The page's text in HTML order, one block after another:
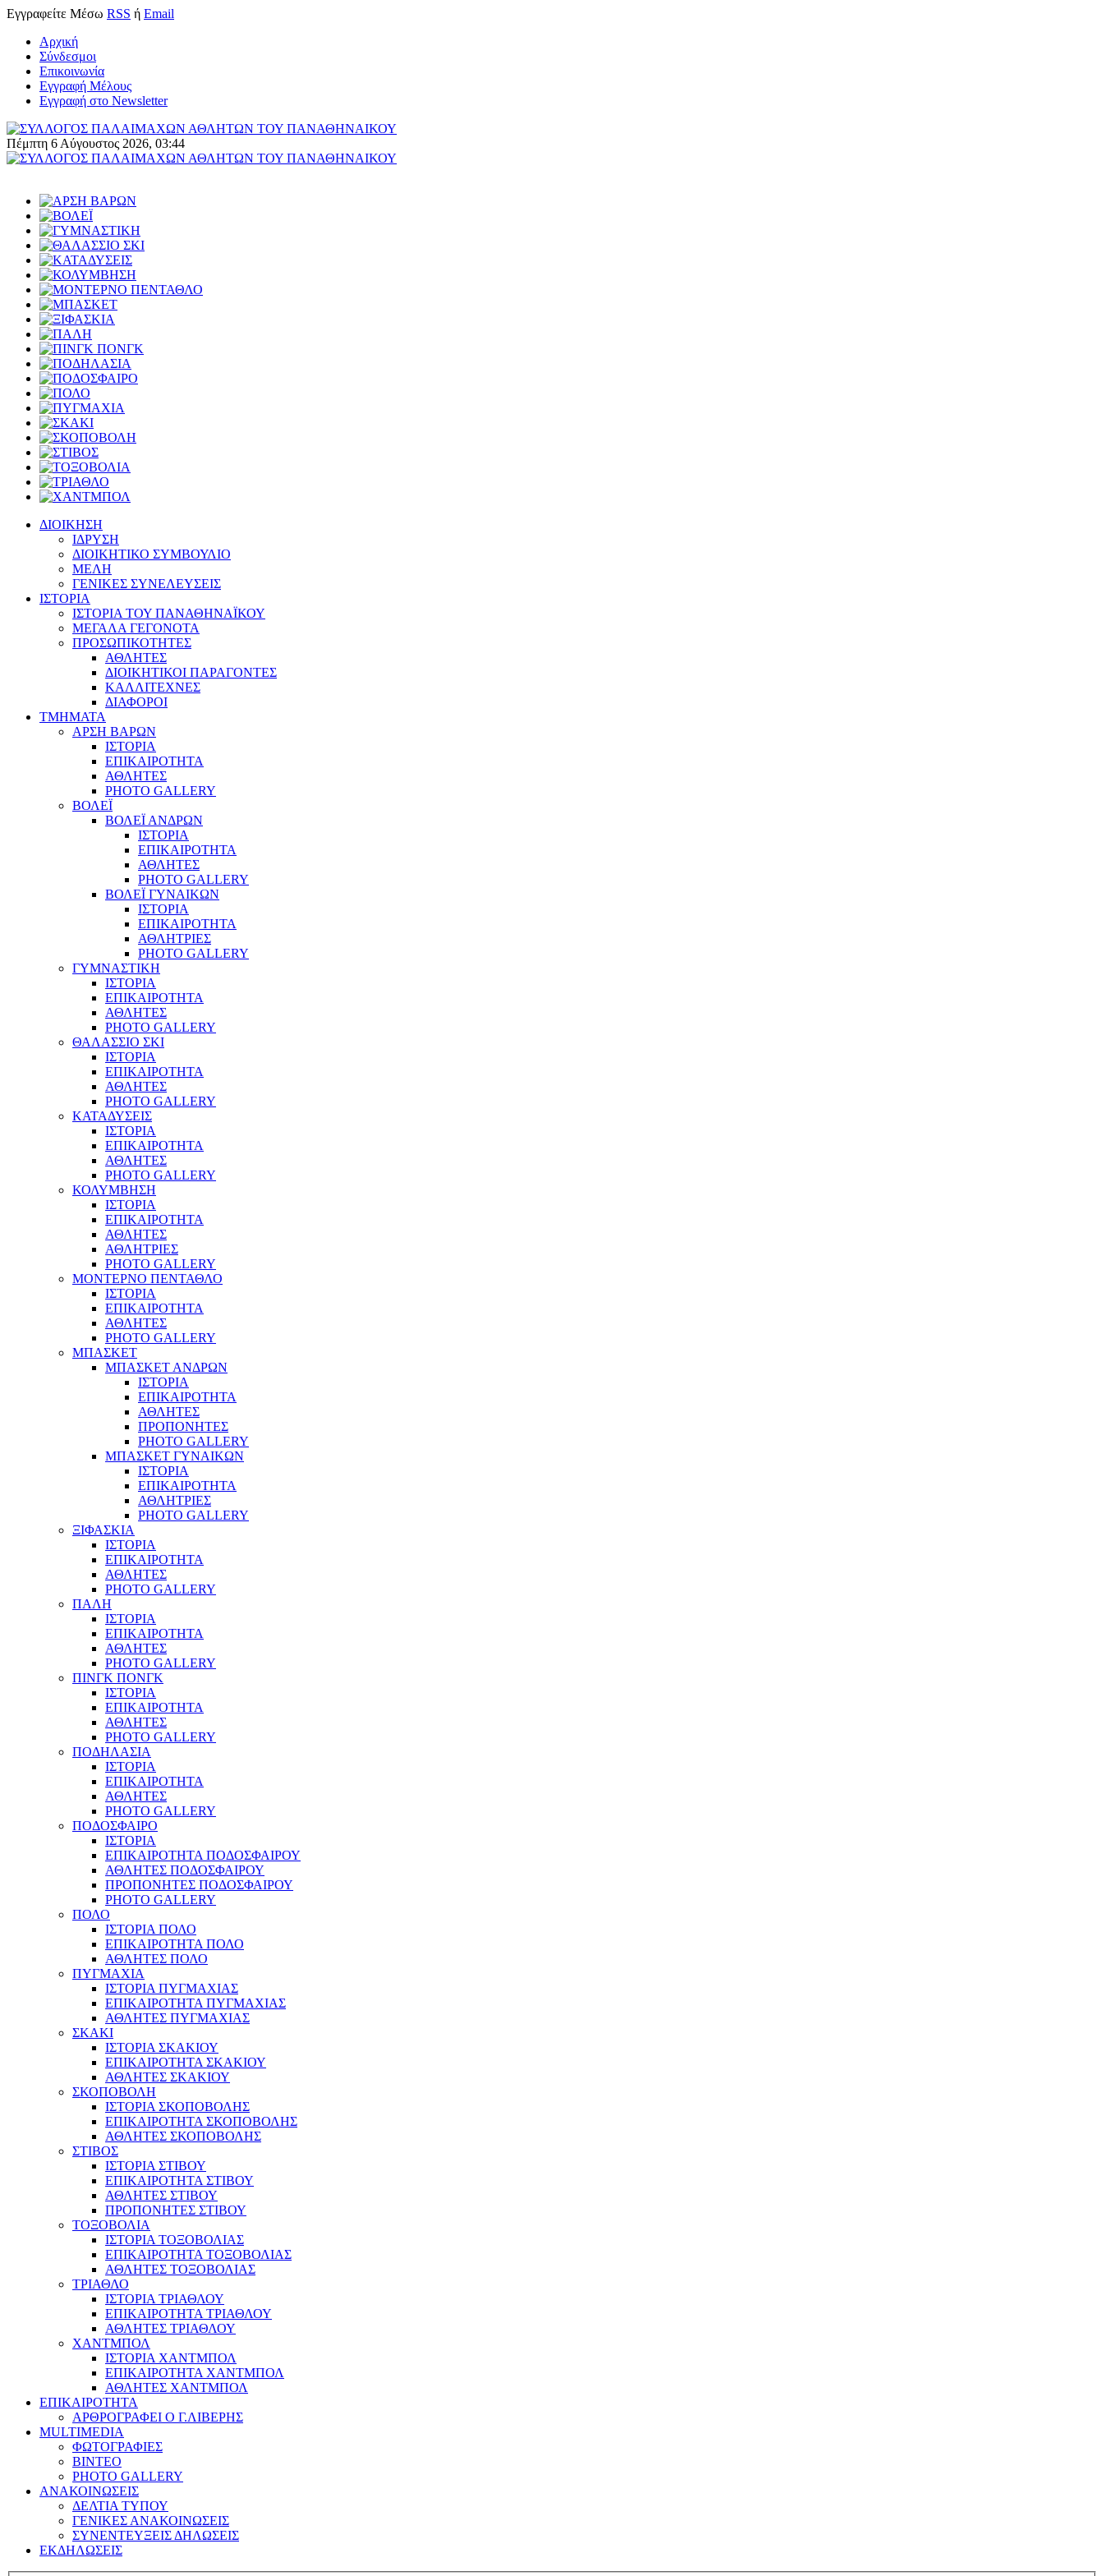
Εγγραφείτε Μέσω RSS ή Email
Αρχική
Σύνδεσμοι
Επικοινωνία
Εγγραφή Μέλους
Εγγραφή στο Newsletter
Πέμπτη 6 Αύγουστος 2026, 03:44
ΔΙΟΙΚΗΣΗ
ΙΔΡΥΣΗ
ΔΙΟΙΚΗΤΙΚΟ ΣΥΜΒΟΥΛΙΟ
ΜΕΛΗ
ΓΕΝΙΚΕΣ ΣΥΝΕΛΕΥΣΕΙΣ
ΙΣΤΟΡΙΑ
ΙΣΤΟΡΙΑ ΤΟΥ ΠΑΝΑΘΗΝΑΪΚΟΥ
ΜΕΓΑΛΑ ΓΕΓΟΝΟΤΑ
ΠΡΟΣΩΠΙΚΟΤΗΤΕΣ
ΑΘΛΗΤΕΣ
ΔΙΟΙΚΗΤΙΚΟΙ ΠΑΡΑΓΟΝΤΕΣ
ΚΑΛΛΙΤΕΧΝΕΣ
ΔΙΑΦΟΡΟΙ
ΤΜΗΜΑΤΑ
ΑΡΣΗ ΒΑΡΩΝ
ΙΣΤΟΡΙΑ
ΕΠΙΚΑΙΡΟΤΗΤΑ
ΑΘΛΗΤΕΣ
PHOTO GALLERY
ΒΟΛΕΪ
ΒΟΛΕΪ ΑΝΔΡΩΝ
ΙΣΤΟΡΙΑ
ΕΠΙΚΑΙΡΟΤΗΤΑ
ΑΘΛΗΤΕΣ
PHOTO GALLERY
ΒΟΛΕΪ ΓΥΝΑΙΚΩΝ
ΙΣΤΟΡΙΑ
ΕΠΙΚΑΙΡΟΤΗΤΑ
ΑΘΛΗΤΡΙΕΣ
PHOTO GALLERY
ΓΥΜΝΑΣΤΙΚΗ
ΙΣΤΟΡΙΑ
ΕΠΙΚΑΙΡΟΤΗΤΑ
ΑΘΛΗΤΕΣ
PHOTO GALLERY
ΘΑΛΑΣΣΙΟ ΣΚΙ
ΙΣΤΟΡΙΑ
ΕΠΙΚΑΙΡΟΤΗΤΑ
ΑΘΛΗΤΕΣ
PHOTO GALLERY
ΚΑΤΑΔΥΣΕΙΣ
ΙΣΤΟΡΙΑ
ΕΠΙΚΑΙΡΟΤΗΤΑ
ΑΘΛΗΤΕΣ
PHOTO GALLERY
ΚΟΛΥΜΒΗΣΗ
ΙΣΤΟΡΙΑ
ΕΠΙΚΑΙΡΟΤΗΤΑ
ΑΘΛΗΤΕΣ
ΑΘΛΗΤΡΙΕΣ
PHOTO GALLERY
ΜΟΝΤΕΡΝΟ ΠΕΝΤΑΘΛΟ
ΙΣΤΟΡΙΑ
ΕΠΙΚΑΙΡΟΤΗΤΑ
ΑΘΛΗΤΕΣ
PHOTO GALLERY
ΜΠΑΣΚΕΤ
ΜΠΑΣΚΕΤ ΑΝΔΡΩΝ
ΙΣΤΟΡΙΑ
ΕΠΙΚΑΙΡΟΤΗΤΑ
ΑΘΛΗΤΕΣ
ΠΡΟΠΟΝΗΤΕΣ
PHOTO GALLERY
ΜΠΑΣΚΕΤ ΓΥΝΑΙΚΩΝ
ΙΣΤΟΡΙΑ
ΕΠΙΚΑΙΡΟΤΗΤΑ
ΑΘΛΗΤΡΙΕΣ
PHOTO GALLERY
ΞΙΦΑΣΚΙΑ
ΙΣΤΟΡΙΑ
ΕΠΙΚΑΙΡΟΤΗΤΑ
ΑΘΛΗΤΕΣ
PHOTO GALLERY
ΠΑΛΗ
ΙΣΤΟΡΙΑ
ΕΠΙΚΑΙΡΟΤΗΤΑ
ΑΘΛΗΤΕΣ
PHOTO GALLERY
ΠΙΝΓΚ ΠΟΝΓΚ
ΙΣΤΟΡΙΑ
ΕΠΙΚΑΙΡΟΤΗΤΑ
ΑΘΛΗΤΕΣ
PHOTO GALLERY
ΠΟΔΗΛΑΣΙΑ
ΙΣΤΟΡΙΑ
ΕΠΙΚΑΙΡΟΤΗΤΑ
ΑΘΛΗΤΕΣ
PHOTO GALLERY
ΠΟΔΟΣΦΑΙΡΟ
ΙΣΤΟΡΙΑ
ΕΠΙΚΑΙΡΟΤΗΤΑ ΠΟΔΟΣΦΑΙΡΟΥ
ΑΘΛΗΤΕΣ ΠΟΔΟΣΦΑΙΡΟΥ
ΠΡΟΠΟΝΗΤΕΣ ΠΟΔΟΣΦΑΙΡΟΥ
PHOTO GALLERY
ΠΟΛΟ
ΙΣΤΟΡΙΑ ΠΟΛΟ
ΕΠΙΚΑΙΡΟΤΗΤΑ ΠΟΛΟ
ΑΘΛΗΤΕΣ ΠΟΛΟ
ΠΥΓΜΑΧΙΑ
ΙΣΤΟΡΙΑ ΠΥΓΜΑΧΙΑΣ
ΕΠΙΚΑΙΡΟΤΗΤΑ ΠΥΓΜΑΧΙΑΣ
ΑΘΛΗΤΕΣ ΠΥΓΜΑΧΙΑΣ
ΣΚΑΚΙ
ΙΣΤΟΡΙΑ ΣΚΑΚΙΟΥ
ΕΠΙΚΑΙΡΟΤΗΤΑ ΣΚΑΚΙΟΥ
ΑΘΛΗΤΕΣ ΣΚΑΚΙΟΥ
ΣΚΟΠΟΒΟΛΗ
ΙΣΤΟΡΙΑ ΣΚΟΠΟΒΟΛΗΣ
ΕΠΙΚΑΙΡΟΤΗΤΑ ΣΚΟΠΟΒΟΛΗΣ
ΑΘΛΗΤΕΣ ΣΚΟΠΟΒΟΛΗΣ
ΣΤΙΒΟΣ
ΙΣΤΟΡΙΑ ΣΤΙΒΟΥ
ΕΠΙΚΑΙΡΟΤΗΤΑ ΣΤΙΒΟΥ
ΑΘΛΗΤΕΣ ΣΤΙΒΟΥ
ΠΡΟΠΟΝΗΤΕΣ ΣΤΙΒΟΥ
ΤΟΞΟΒΟΛΙΑ
ΙΣΤΟΡΙΑ ΤΟΞΟΒΟΛΙΑΣ
ΕΠΙΚΑΙΡΟΤΗΤΑ ΤΟΞΟΒΟΛΙΑΣ
ΑΘΛΗΤΕΣ ΤΟΞΟΒΟΛΙΑΣ
ΤΡΙΑΘΛΟ
ΙΣΤΟΡΙΑ ΤΡΙΑΘΛΟΥ
ΕΠΙΚΑΙΡΟΤΗΤΑ ΤΡΙΑΘΛΟΥ
ΑΘΛΗΤΕΣ ΤΡΙΑΘΛΟΥ
ΧΑΝΤΜΠΟΛ
ΙΣΤΟΡΙΑ ΧΑΝΤΜΠΟΛ
ΕΠΙΚΑΙΡΟΤΗΤΑ ΧΑΝΤΜΠΟΛ
ΑΘΛΗΤΕΣ ΧΑΝΤΜΠΟΛ
ΕΠΙΚΑΙΡΟΤΗΤΑ
ΑΡΘΡΟΓΡΑΦΕΙ Ο Γ.ΛΙΒΕΡΗΣ
MULTIMEDIA
ΦΩΤΟΓΡΑΦΙΕΣ
ΒΙΝΤΕΟ
PHOTO GALLERY
ΑΝΑΚΟΙΝΩΣΕΙΣ
ΔΕΛΤΙΑ ΤΥΠΟΥ
ΓΕΝΙΚΕΣ ΑΝΑΚΟΙΝΩΣΕΙΣ
ΣΥΝΕΝΤΕΥΞΕΙΣ ΔΗΛΩΣΕΙΣ
ΕΚΔΗΛΩΣΕΙΣ